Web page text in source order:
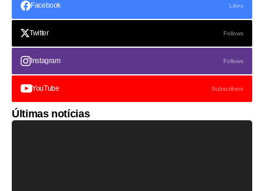
Facebook Likes
Twitter Follows
Instagram Follows
YouTube Subscribers
Últimas notícias